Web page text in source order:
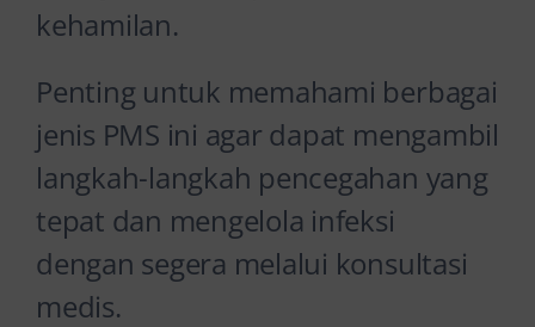
kehamilan.
Penting untuk memahami berbagai
jenis PMS ini agar dapat mengambil
langkah-langkah pencegahan yang
tepat dan mengelola infeksi
dengan segera melalui konsultasi
medis.